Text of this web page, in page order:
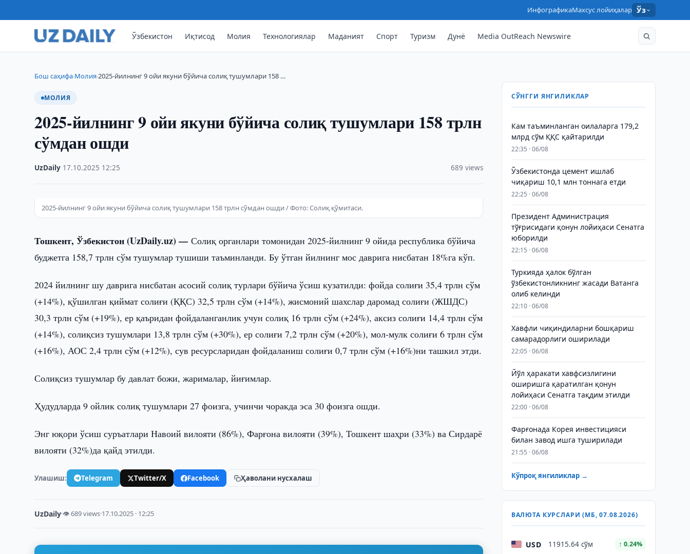
ИнфографикаМахсус лойиҳалар Ўз
Ўзбекистон Иқтисод Молия Технологиялар Маданият Спорт Туризм Дунё Media OutReach Newswire
Бош саҳифа›Молия›2025-йилнинг 9 ойи якуни бўйича солиқ тушумлари 158 …
МОЛИЯ
2025-йилнинг 9 ойи якуни бўйича солиқ тушумлари 158 трлн
сўмдан ошди
UzDaily 17.10.2025 12:25 689 views
2025-йилнинг 9 ойи якуни бўйича солиқ тушумлари 158 трлн сўмдан ошди / Фото: Солиқ қўмитаси.
Тошкент, Ўзбекистон (UzDaily.uz) —Солиқ органлари томонидан 2025-йилнинг 9 ойида республика бўйича
буджетга 158,7 трлн сўм тушумлар тушиши таъминланди. Бу ўтган йилнинг мос даврига нисбатан 18%га кўп.
2024 йилнинг шу даврига нисбатан асосий солиқ турлари бўйича ўсиш кузатилди: фойда солиғи 35,4 трлн сўм
(+14%), қўшилган қиймат солиғи (ҚҚС) 32,5 трлн сўм (+14%), жисмоний шахслар даромад солиғи (ЖШДС)
30,3 трлн сўм (+19%), ер қаъридан фойдаланганлик учун солиқ 16 трлн сўм (+24%), аксиз солиғи 14,4 трлн сўм
(+14%), солиқсиз тушумлари 13,8 трлн сўм (+30%), ер солиғи 7,2 трлн сўм (+20%), мол-мулк солиғи 6 трлн сўм
(+16%), АОС 2,4 трлн сўм (+12%), сув ресурсларидан фойдаланиш солиғи 0,7 трлн сўм (+16%)ни ташкил этди.
Солиқсиз тушумлар бу давлат божи, жарималар, йиғимлар.
Ҳудудларда 9 ойлик солиқ тушумлари 27 фоизга, учинчи чоракда эса 30 фоизга ошди.
Энг юқори ўсиш суръатлари Навоий вилояти (86%), Фарғона вилояти (39%), Тошкент шаҳри (33%) ва Сирдарё
вилояти (32%)да қайд этилди.
Улашиш: Telegram Twitter/X Facebook Ҳаволани нусхалаш
UzDaily·👁 689 views·17.10.2025 · 12:25
СЎНГГИ ЯНГИЛИКЛАР
Кам таъминланган оилаларга 179,2
млрд сўм ҚҚС қайтарилди
22:35 · 06/08
Ўзбекистонда цемент ишлаб
чиқариш 10,1 млн тоннага етди
22:25 · 06/08
Президент Администрация
тўғрисидаги қонун лойиҳаси Сенатга
юборилди
22:15 · 06/08
Туркияда ҳалок бўлган
ўзбекистонликнинг жасади Ватанга
олиб келинди
22:10 · 06/08
Хавфли чиқиндиларни бошқариш
самарадорлиги оширилади
22:05 · 06/08
Йўл ҳаракати хавфсизлигини
оширишга қаратилган қонун
лойиҳаси Сенатга тақдим этилди
22:00 · 06/08
Фарғонада Корея инвестицияси
билан завод ишга туширилади
21:55 · 06/08
Кўпроқ янгиликлар →
ВАЛЮТА КУРСЛАРИ (МБ, 07.08.2026)
USD 11915.64 сўм ↑ 0.24%